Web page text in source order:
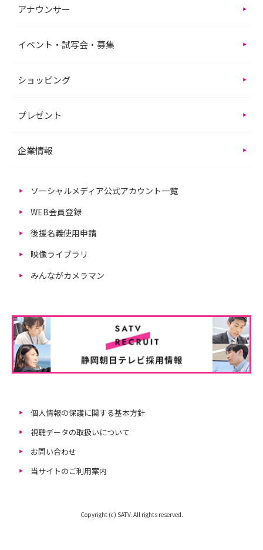
アナウンサー
イベント・試写会・募集
ショッピング
プレゼント
企業情報
ソーシャルメディア公式アカウント一覧
WEB会員登録
後援名義使用申請
映像ライブラリ
みんながカメラマン
個人情報の保護に関する基本方針
視聴データの取扱いについて
お問い合わせ
当サイトのご利用案内
Copyright (c) SATV. All rights reserved.